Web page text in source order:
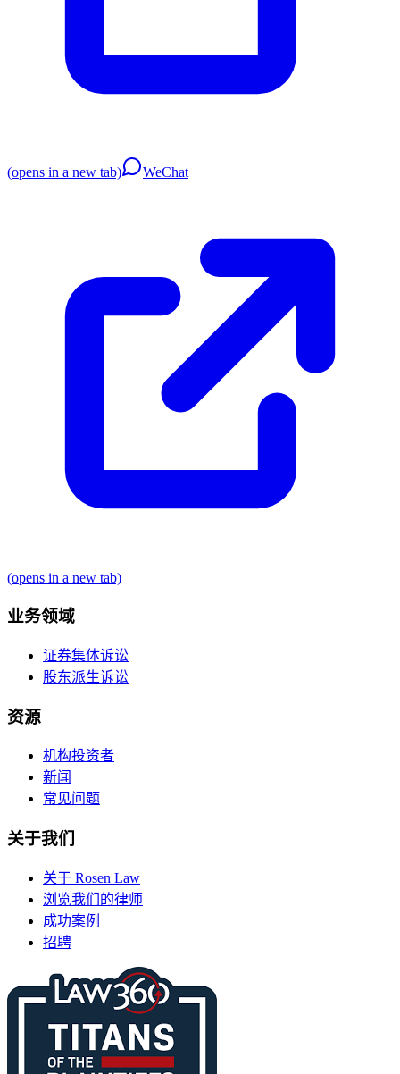
(opens in a new tab) WeChat
(opens in a new tab)
业务领域
证券集体诉讼
股东派生诉讼
资源
机构投资者
新闻
常见问题
关于我们
关于 Rosen Law
浏览我们的律师
成功案例
招聘